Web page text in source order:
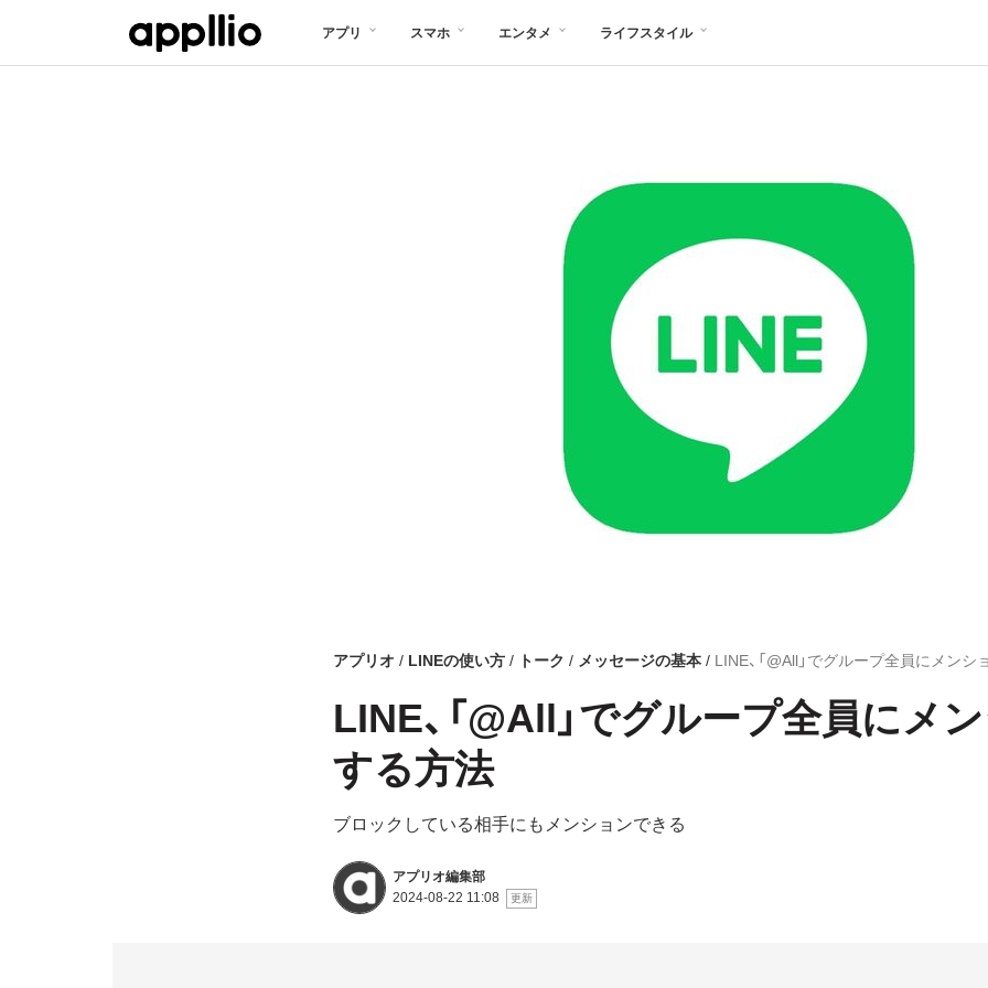
アプリ スマホ エンタメ ライフスタイル
アプリオ LINEの使い方 トーク メッセージの基本 LINE、「@All」でグループ全員にメンシ
LINE、「@All」でグループ全員にメ
する方法
ブロックしている相手にもメンションできる
アプリオ編集部
2024-08-22 11:08